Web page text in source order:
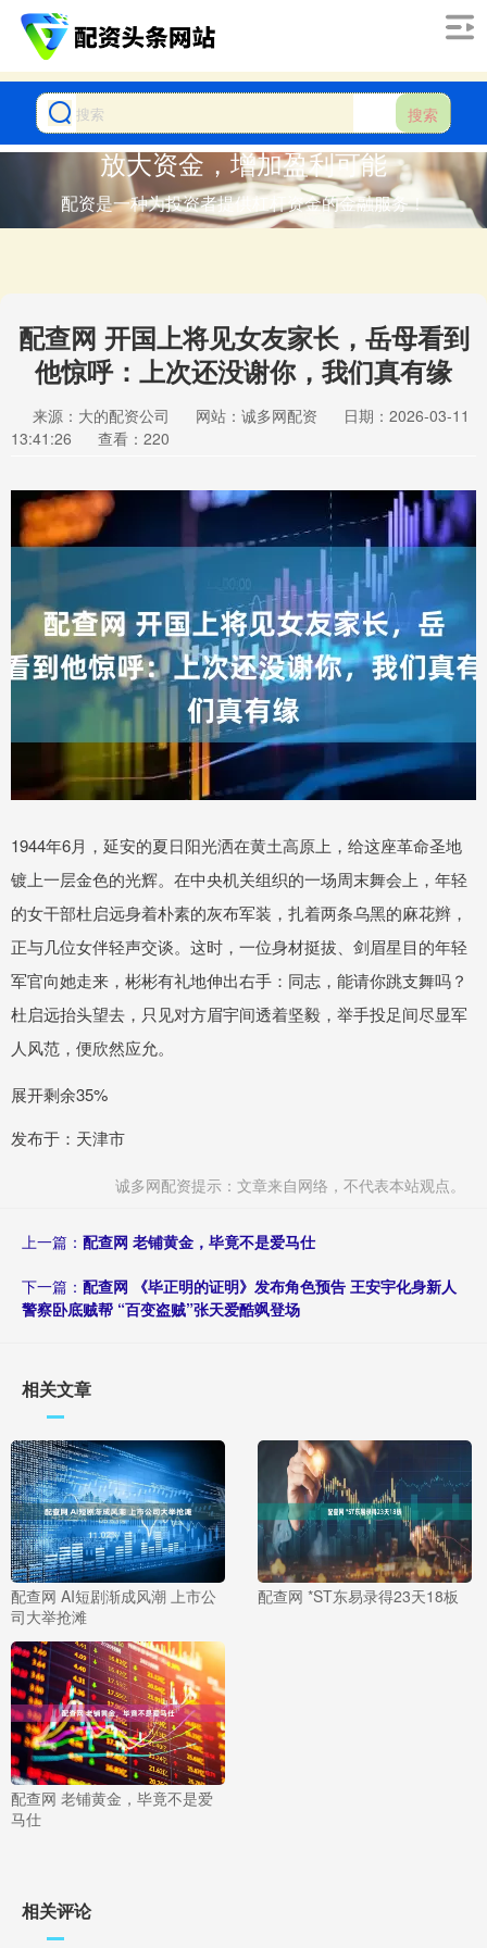
搜索
放大资金，增加盈利可能
配资是一种为投资者提供杠杆资金的金融服务！
配查网 开国上将见女友家长，岳母看到
他惊呼：上次还没谢你，我们真有缘
来源：大的配资公司 网站：诚多网配资
日期：2026-03-11
13:41:26
查看：220
1944年6月，延安的夏日阳光洒在黄土高原上，给这座革命圣地
镀上一层金色的光辉。在中央机关组织的一场周末舞会上，年轻
的女干部杜启远身着朴素的灰布军装，扎着两条乌黑的麻花辫，
正与几位女伴轻声交谈。这时，一位身材挺拔、剑眉星目的年轻
军官向她走来，彬彬有礼地伸出右手：同志，能请你跳支舞吗？
杜启远抬头望去，只见对方眉宇间透着坚毅，举手投足间尽显军
人风范，便欣然应允。
展开剩余35%
发布于：天津市
诚多网配资提示：文章来自网络，不代表本站观点。
上一篇： 配查网 老铺黄金，毕竟不是爱马仕
下一篇： 配查网 《毕正明的证明》发布角色预告 王安宇化身新人
警察卧底贼帮 “百变盗贼”张天爱酷飒登场
相关文章
配查网 AI短剧渐成风潮 上市公
司大举抢滩
配查网 *ST东易录得23天18板
配查网 老铺黄金，毕竟不是爱
马仕
相关评论